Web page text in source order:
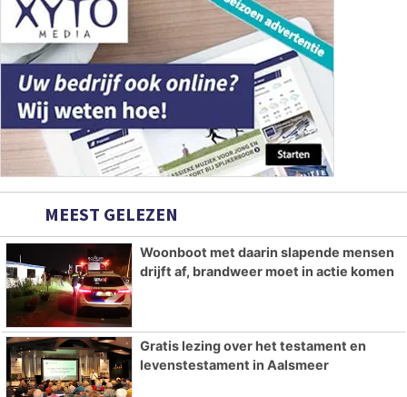
MEEST GELEZEN
Woonboot met daarin slapende mensen
drijft af, brandweer moet in actie komen
Gratis lezing over het testament en
levenstestament in Aalsmeer